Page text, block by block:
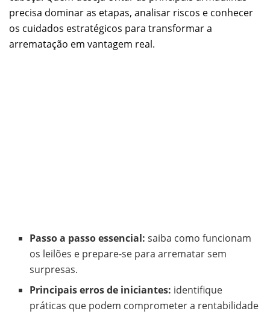
precisa dominar as etapas, analisar riscos e conhecer
os cuidados estratégicos para transformar a
arrematação em vantagem real.
Passo a passo essencial: saiba como funcionam
os leilões e prepare-se para arrematar sem
surpresas.
Principais erros de iniciantes: identifique
práticas que podem comprometer a rentabilidade